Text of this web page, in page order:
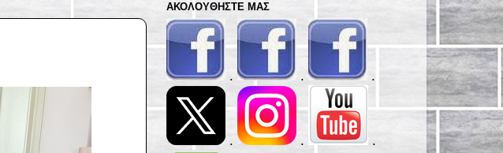
ΑΚΟΛΟΥΘΉΣΤΕ ΜΑΣ
. . .
. . .